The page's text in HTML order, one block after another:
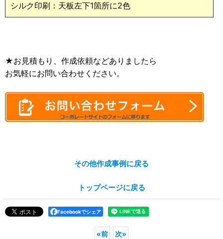
シルク印刷：天板左下1箇所に2色
★お見積もり、作成依頼などありましたら
お気軽にお問い合わせください。
その他作成事例に戻る
トップページに戻る
Facebookでシェア
«前 次»